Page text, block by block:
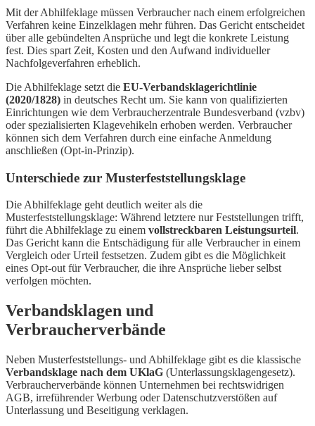
Mit der Abhilfeklage müssen Verbraucher nach einem erfolgreichen
Verfahren keine Einzelklagen mehr führen. Das Gericht entscheidet
über alle gebündelten Ansprüche und legt die konkrete Leistung
fest. Dies spart Zeit, Kosten und den Aufwand individueller
Nachfolgeverfahren erheblich.
Die Abhilfeklage setzt die EU-Verbandsklagerichtlinie
(2020/1828) in deutsches Recht um. Sie kann von qualifizierten
Einrichtungen wie dem Verbraucherzentrale Bundesverband (vzbv)
oder spezialisierten Klagevehikeln erhoben werden. Verbraucher
können sich dem Verfahren durch eine einfache Anmeldung
anschließen (Opt-in-Prinzip).
Unterschiede zur Musterfeststellungsklage
Die Abhilfeklage geht deutlich weiter als die
Musterfeststellungsklage: Während letztere nur Feststellungen trifft,
führt die Abhilfeklage zu einem vollstreckbaren Leistungsurteil.
Das Gericht kann die Entschädigung für alle Verbraucher in einem
Vergleich oder Urteil festsetzen. Zudem gibt es die Möglichkeit
eines Opt-out für Verbraucher, die ihre Ansprüche lieber selbst
verfolgen möchten.
Verbandsklagen und
Verbraucherverbände
Neben Musterfeststellungs- und Abhilfeklage gibt es die klassische
Verbandsklage nach dem UKlaG (Unterlassungsklagengesetz).
Verbraucherverbände können Unternehmen bei rechtswidrigen
AGB, irreführender Werbung oder Datenschutzverstößen auf
Unterlassung und Beseitigung verklagen.